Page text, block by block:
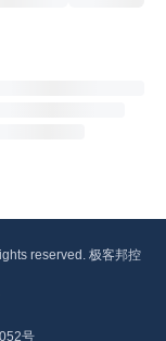
reserved. 极客邦控
号